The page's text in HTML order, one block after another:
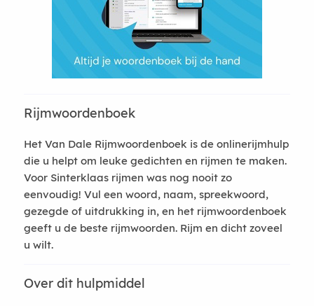
Rijmwoordenboek
Het Van Dale Rijmwoordenboek is de onlinerijmhulp
die u helpt om leuke gedichten en rijmen te maken.
Voor Sinterklaas rijmen was nog nooit zo
eenvoudig! Vul een woord, naam, spreekwoord,
gezegde of uitdrukking in, en het rijmwoordenboek
geeft u de beste rijmwoorden. Rijm en dicht zoveel
u wilt.
Over dit hulpmiddel